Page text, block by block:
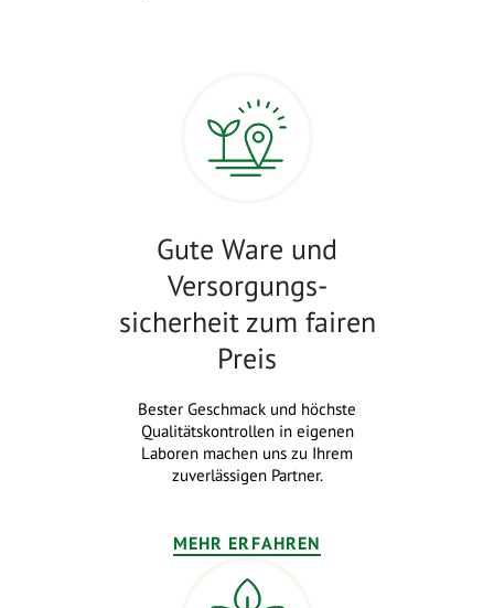
Gute Ware und
Versorgungs-
sicherheit zum fairen
Preis
Bester Geschmack und höchste
Qualitätskontrollen in eigenen
Laboren machen uns zu Ihrem
zuverlässigen Partner.
MEHR ERFAHREN